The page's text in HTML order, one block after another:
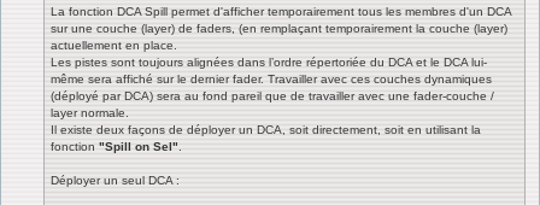
La fonction DCA Spill permet d'afficher temporairement tous les membres d'un DCA
sur une couche (layer) de faders, (en remplaçant temporairement la couche (layer)
actuellement en place.
Les pistes sont toujours alignées dans l’ordre répertoriée du DCA et le DCA lui-
même sera affiché sur le dernier fader. Travailler avec ces couches dynamiques
(déployé par DCA) sera au fond pareil que de travailler avec une fader-couche /
layer normale.
Il existe deux façons de déployer un DCA, soit directement, soit en utilisant la
fonction "Spill on Sel"
Déployer un seul DCA :